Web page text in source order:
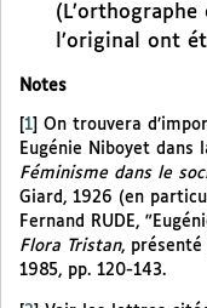
l’original ont
Notes
1
On trouvera
Eugénie Niboyet dans
Féminisme dans le
Giard, 1926 (en
Fernand RUDE,
Flora Tristan, présenté
1985, pp. 120-143.